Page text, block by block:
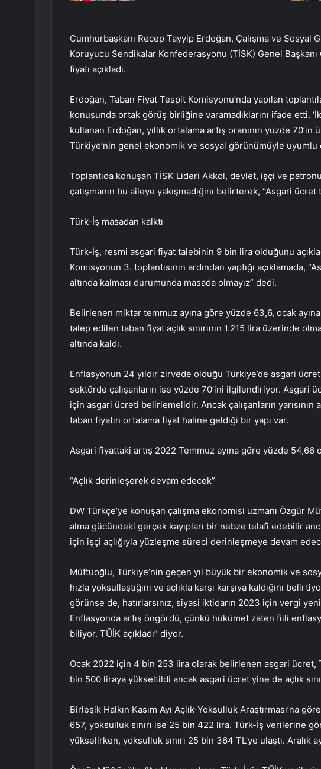
Cumhurbaşkanı Recep Tayyip Erdoğan, Çalışma ve Sosyal
Koruyucu Sendikalar Konfederasyonu (TİSK) Genel
fiyatı açıkladı.
Erdoğan, Taban Fiyat Tespit Komisyonu’nda yapılan
konusunda ortak görüş birliğine varamadıklarını ifade etti.
kullanan Erdoğan, yıllık ortalama artış oranının yüzde
Türkiye’nin genel ekonomik ve sosyal görünümüyle
Toplantıda konuşan TİSK Lideri Akkol, devlet, işçi ve
çatışmanın bu aileye yakışmadığını belirterek, “Asgari
Türk-İş masadan kalktı
Türk-İş, resmi asgari fiyat talebinin 9 bin lira olduğunu
Komisyonun 3. toplantısının ardından yaptığı açıklamada,
altında kalması durumunda masada olmayız” dedi.
Belirlenen miktar temmuz ayına göre yüzde 63,6, ocak
talep edilen taban fiyat açlık sınırının 1.215 lira üzerinde
altında kaldı.
Enflasyonun 24 yıldır zirvede olduğu Türkiye’de asgari
sektörde çalışanların ise yüzde 70’ini ilgilendiriyor. Asgari
için asgari ücreti belirlemelidir. Ancak çalışanların yarısının
taban fiyatın ortalama fiyat haline geldiği bir yapı var.
Asgari fiyattaki artış 2022 Temmuz ayına göre yüzde 54,66
“Açlık derinleşerek devam edecek”
DW Türkçe’ye konuşan çalışma ekonomisi uzmanı Özgür
alma gücündeki gerçek kayıpları bir nebze telafi edebilir
için işçi açlığıyla yüzleşme süreci derinleşmeye devam
Müftüoğlu, Türkiye’nin geçen yıl büyük bir ekonomik ve
hızla yoksullaştığını ve açlıkla karşı karşıya kaldığını
görünse de, hatırlarsınız, siyasi iktidarın 2023 için vergi
Enflasyonda artış öngördü, çünkü hükümet zaten fiili
biliyor. TÜİK açıkladı” diyor.
Ocak 2022 için 4 bin 253 lira olarak belirlenen asgari ücret,
bin 500 liraya yükseltildi ancak asgari ücret yine de açlık
Birleşik Halkın Kasım Ayı Açlık-Yoksulluk Araştırması’na
657, yoksulluk sınırı ise 25 bin 422 lira. Türk-İş verilerine
yükselirken, yoksulluk sınırı 25 bin 364 TL’ye ulaştı. Aralık